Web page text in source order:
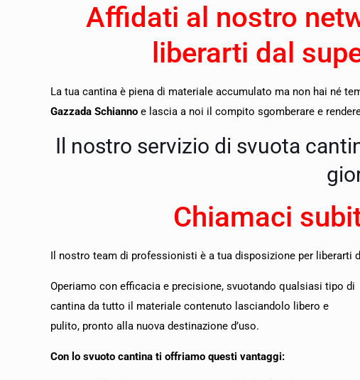
Affidati al nostro
liberarti dal
La tua cantina è piena di materiale accumulato ma non hai né
Gazzada Schiannoe lascia a noi il compito sgomberare e
Il nostro servizio di svuota
Chiamaci
Il nostro team di professionisti è a tua disposizione per liberarti
Operiamo con efficacia e precisione, svuotando qualsiasi tipo di
cantina da tutto il materiale contenuto lasciandolo libero e
pulito, pronto alla nuova destinazione d’uso.
Con lo svuoto cantina ti offriamo questi vantaggi: